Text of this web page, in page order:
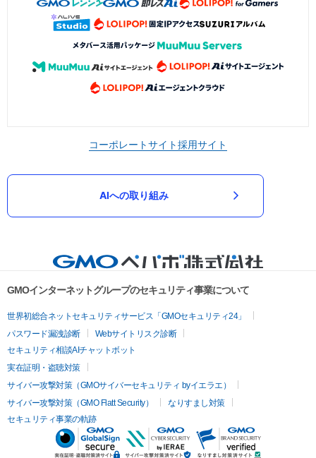
コーポレートサイト採用サイト
AIへの取り組み
GMOインターネットグループのセキュリティ事業について
世界初総合ネットセキュリティサービス「GMOセキュリティ24」
パスワード漏洩診断
Webサイトリスク診断
セキュリティ相談AIチャットボット
実在証明・盗聴対策
サイバー攻撃対策（GMOサイバーセキュリティ byイエラエ）
サイバー攻撃対策（GMO Flatt Security）
なりすまし対策
セキュリティ事業の軌跡